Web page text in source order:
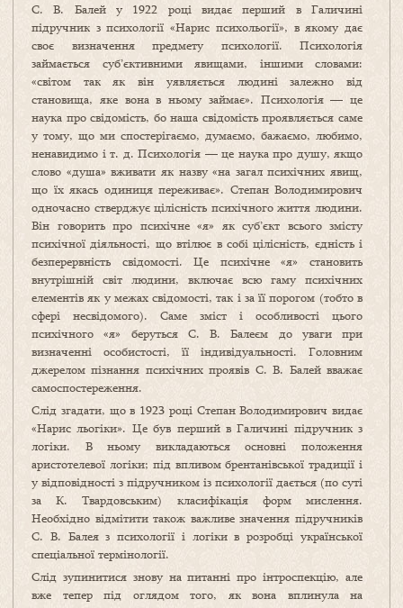
С. В. Балей у 1922 році видає перший в Галичині
підручник з психології «Нарис психольогії», в якому дає
своє визначення предмету психології. Психологія
займається суб’єктивними явищами, іншими словами:
«світом так як він уявляється людині залежно від
становища, яке вона в ньому займає». Психологія — це
наука про свідомість, бо наша свідомість проявляється саме
у тому, що ми спостерігаємо, думаємо, бажаємо, любимо,
ненавидимо і т. д. Психологія — це наука про душу, якщо
слово «душа» вживати як назву «на загал психічних явищ,
що їх якась одиниця переживає». Степан Володимирович
одночасно стверджує цілісність психічного життя людини.
Він говорить про психічне «я» як суб’єкт всього змісту
психічної діяльності, що втілює в собі цілісність, єдність і
безперервність свідомості. Це психічне «я» становить
внутрішній світ людини, включає всю гаму психічних
елементів як у межах свідомості, так і за її порогом (тобто в
сфері несвідомого). Саме зміст і особливості цього
психічного «я» беруться С. В. Балеєм до уваги при
визначенні особистості, її індивідуальності. Головним
джерелом пізнання психічних проявів С. В. Балей вважає
самоспостереження.
Слід згадати, що в 1923 році Степан Володимирович видає
«Нарис льогіки». Це був перший в Галичині підручник з
логіки. В ньому викладаються основні положення
аристотелевої логіки; під впливом брентанівської традиції і
у відповідності з підручником із психології дається (по суті
за К. Твардовським) класифікація форм мислення.
Необхідно відмітити також важливе значення підручників
С. В. Балея з психології і логіки в розробці української
спеціальної термінології.
Слід зупинитися знову на питанні про інтроспекцію, але
вже тепер під оглядом того, як вона вплинула на